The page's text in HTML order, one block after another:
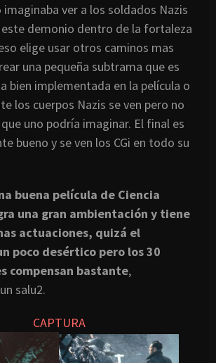
ver a los soldados Nazis
demonio dentro de la fortaleza
elige usar otros caminos mas
una pequeña subtrama que es
bien implementada en la película o
los cuerpos Nazis se ven pero no
uno podría imaginar. El final es
bueno y se ven los CGi en todo su
buena película de Ciencia
una gran ambientación y tiene
actuaciones, quizá el
poco desértico pero los 30
compensan bastante,
salu2.
CAPTURA